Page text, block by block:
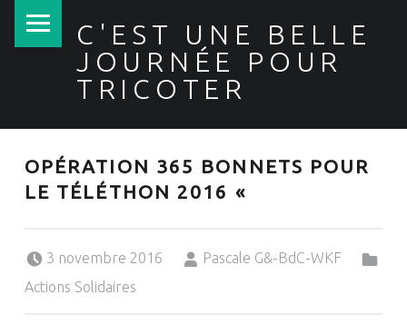
C'EST UNE BELLE
JOURNÉE POUR
TRICOTER
OPÉRATION 365 BONNETS POUR
LE TÉLÉTHON 2016 «
3 novembre 2016
Pascale G&-BdC-WKF
Actions Solidaires